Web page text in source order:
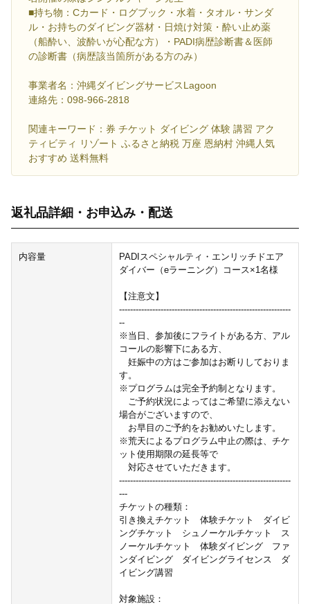
■持ち物：Cカード・ログブック・水着・タオル・サンダ
ル・お持ちのダイビング器材・日焼け対策・酔い止め薬
（船酔い、波酔いが心配な方）・PADI病歴診断書＆医師
の診断書（病歴該当箇所がある方のみ）
事業者名：沖縄ダイビングサービスLagoon
連絡先：098-966-2818
関連キーワード：券 チケット ダイビング 体験 講習 アク
ティビティ リゾート ふるさと納税 万座 恩納村 沖縄人気
おすすめ 送料無料
返礼品詳細・お申込み・配送
内容量
PADIスペシャルティ・エンリッチドエア
ダイバー（eラーニング）コース×1名様
【注意文】
--------------------------------------------------------------
--
※当日、参加後にフライトがある方、アル
コールの影響下にある方、
妊娠中の方はご参加はお断りしておりま
す。
※プログラムは完全予約制となります。
ご予約状況によってはご希望に添えない
場合がございますので、
お早目のご予約をお勧めいたします。
※荒天によるプログラム中止の際は、チケ
ット使用期限の延長等で
対応させていただきます。
--------------------------------------------------------------
---
チケットの種類：
引き換えチケット 体験チケット ダイビ
ングチケット シュノーケルチケット ス
ノーケルチケット 体験ダイビング ファ
ンダイビング ダイビングライセンス ダ
イビング講習
対象施設：